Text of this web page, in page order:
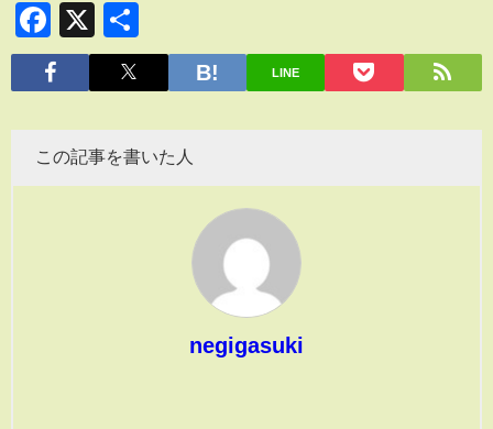
Facebook
X
有
LINE
この記事を書いた人
negigasuki